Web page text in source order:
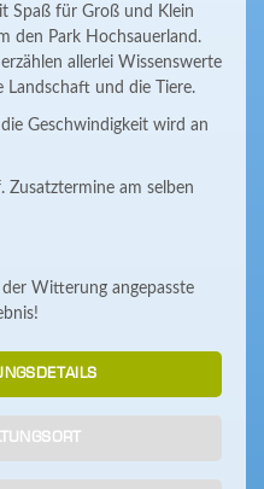
Spaß für Groß und Klein
den Park Hochsauerland.
allerlei Wissenswerte
Landschaft und die Tiere.
Geschwindigkeit wird an
Zusatztermine am selben
Witterung angepasste